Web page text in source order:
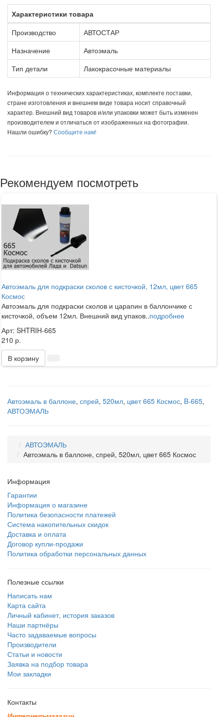
Характеристики товара
Производство
АВТОСТАР
Назначение
Автоэмаль
Тип детали
Лакокрасочные материалы
Информация о технических характеристиках, комплекте поставки,
стране изготовления и внешнем виде товара носит справочный
характер. Внешний вид товаров и/или упаковки может быть изменен
производителем и отличаться от изображенных на фотографии.
Нашли ошибку? Сообщите нам!
Рекомендуем посмотреть
Автоэмаль для подкраски сколов с кисточкой, 12мл, цвет 665
Космос
Автоэмаль для подкраски сколов и царапин в баллончике с
кисточкой, объем 12мл. Внешний вид упаков..подробнее
Арт: SHTRIH-665
210 р.
В корзину
Автоэмаль в баллоне, спрей, 520мл, цвет 665 Космос, B-665,
АВТОЭМАЛЬ
АВТОЭМАЛЬ
Автоэмаль в баллоне, спрей, 520мл, цвет 665 Космос
Информация
Гарантии
Информация о магазине
Политика безопасности платежей
Система накопительных скидок
Доставка и оплата
Договор купли-продажи
Политика обработки персональных данных
Полезные ссылки
Написать нам
Карта сайта
Личный кабинет, история заказов
Наши партнёры
Часто задаваемые вопросы
Производители
Статьи и новости
Заявка на подбор товара
Мои закладки
Контакты